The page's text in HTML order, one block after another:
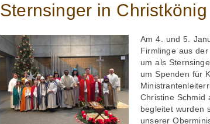
Sternsinger in
Am 4. und 5.
Firmlinge aus
um als
um Spenden für
Christine Schmid
begleitet wurden
unserer